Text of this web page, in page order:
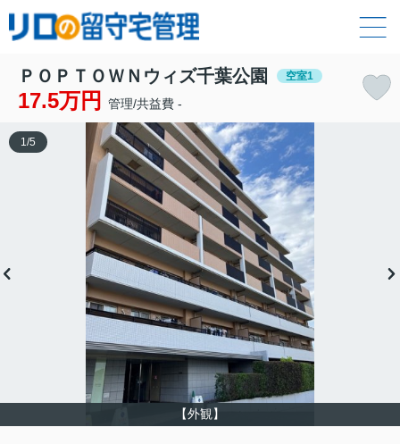
ＰＯＰＴＯＷＮウィズ千葉公園 空室1
17.5万円 管理/共益費 -
【外観】
1 /5